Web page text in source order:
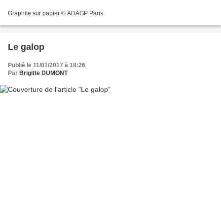
Graphite sur papier © ADAGP Paris
Le galop
Publié le 11/01/2017 à 18:26
Par Brigitte DUMONT